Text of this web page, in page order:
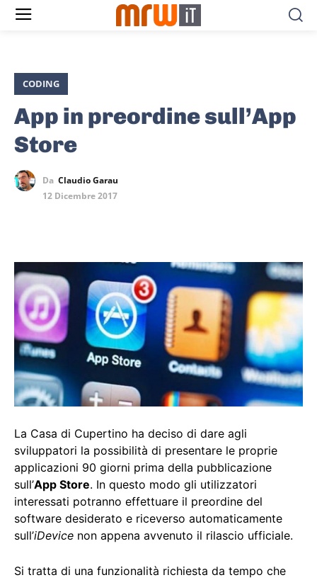
CODING
App in preordine sull’App
Store
Da Claudio Garau
12 Dicembre 2017
La Casa di Cupertino ha deciso di dare agli
sviluppatori la possibilità di presentare le proprie
applicazioni 90 giorni prima della pubblicazione
sull’App Store. In questo modo gli utilizzatori
interessati potranno effettuare il preordine del
software desiderato e riceverso automaticamente
sull’iDevice non appena avvenuto il rilascio ufficiale.
Si tratta di una funzionalità richiesta da tempo che